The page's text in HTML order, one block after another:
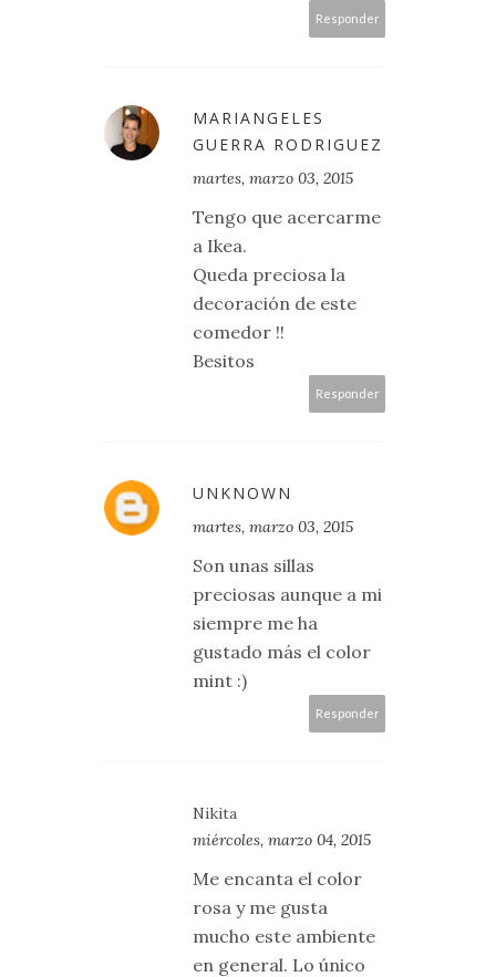
Responder
MARIANGELES
GUERRA RODRIGUEZ
martes, marzo 03, 2015
Tengo que acercarme
a Ikea.
Queda preciosa la
decoración de este
comedor !!
Besitos
Responder
UNKNOWN
martes, marzo 03, 2015
Son unas sillas
preciosas aunque a mi
siempre me ha
gustado más el color
mint :)
Responder
Nikita
miércoles, marzo 04, 2015
Me encanta el color
rosa y me gusta
mucho este ambiente
en general. Lo único